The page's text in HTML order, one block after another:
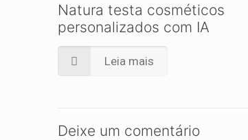
Natura testa cosméticos
personalizados com IA
Leia mais
Deixe um comentário